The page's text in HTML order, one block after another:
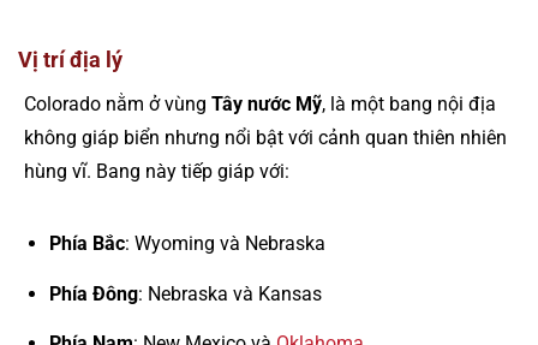
Vị trí địa lý
Colorado nằm ở vùng Tây nước Mỹ, là một bang nội địa
không giáp biển nhưng nổi bật với cảnh quan thiên nhiên
hùng vĩ. Bang này tiếp giáp với:
Phía Bắc: Wyoming và Nebraska
Phía Đông: Nebraska và Kansas